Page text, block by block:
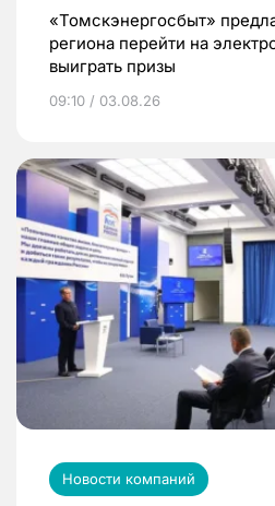
«Томскэнергосбыт»
региона перейти на
выиграть призы
09:10 / 03.08.26
Новости компаний